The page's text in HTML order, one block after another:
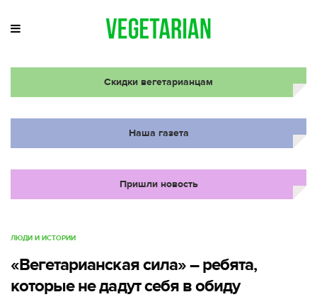
Скидки вегетарианцам
Наша газета
Пришли новость
ЛЮДИ И ИСТОРИИ
«Вегетарианская сила» – ребята,
которые не дадут себя в обиду